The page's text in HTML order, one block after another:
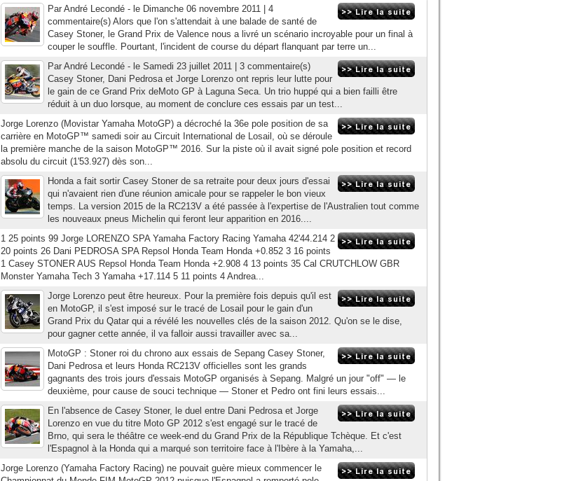
Par André Lecondé - le Dimanche 06 novembre 2011 | 4
commentaire(s) Alors que l'on s'attendait à une balade de santé de
Casey Stoner, le Grand Prix de Valence nous a livré un scénario incroyable pour un final à
couper le souffle. Pourtant, l'incident de course du départ flanquant par terre un...
Par André Lecondé - le Samedi 23 juillet 2011 | 3 commentaire(s)
Casey Stoner, Dani Pedrosa et Jorge Lorenzo ont repris leur lutte pour
le gain de ce Grand Prix deMoto GP à Laguna Seca. Un trio huppé qui a bien failli être
réduit à un duo lorsque, au moment de conclure ces essais par un test...
Jorge Lorenzo (Movistar Yamaha MotoGP) a décroché la 36e pole position de sa
carrière en MotoGP™ samedi soir au Circuit International de Losail, où se déroule
la première manche de la saison MotoGP™ 2016. Sur la piste où il avait signé pole position et record
absolu du circuit (1'53.927) dès son...
Honda a fait sortir Casey Stoner de sa retraite pour deux jours d'essai
qui n'avaient rien d'une réunion amicale pour se rappeler le bon vieux
temps. La version 2015 de la RC213V a été passée à l'expertise de l'Australien tout comme
les nouveaux pneus Michelin qui feront leur apparition en 2016....
1 25 points 99 Jorge LORENZO SPA Yamaha Factory Racing Yamaha 42'44.214 2
20 points 26 Dani PEDROSA SPA Repsol Honda Team Honda +0.852 3 16 points
1 Casey STONER AUS Repsol Honda Team Honda +2.908 4 13 points 35 Cal CRUTCHLOW GBR
Monster Yamaha Tech 3 Yamaha +17.114 5 11 points 4 Andrea...
Jorge Lorenzo peut être heureux. Pour la première fois depuis qu'il est
en MotoGP, il s'est imposé sur le tracé de Losail pour le gain d'un
Grand Prix du Qatar qui a révélé les nouvelles clés de la saison 2012. Qu'on se le dise,
pour gagner cette année, il va falloir aussi travailler avec sa...
MotoGP : Stoner roi du chrono aux essais de Sepang Casey Stoner,
Dani Pedrosa et leurs Honda RC213V officielles sont les grands
gagnants des trois jours d'essais MotoGP organisés à Sepang. Malgré un jour "off" — le
deuxième, pour cause de souci technique — Stoner et Pedro ont fini leurs essais...
En l'absence de Casey Stoner, le duel entre Dani Pedrosa et Jorge
Lorenzo en vue du titre Moto GP 2012 s'est engagé sur le tracé de
Brno, qui sera le théâtre ce week-end du Grand Prix de la République Tchèque. Et c'est
l'Espagnol à la Honda qui a marqué son territoire face à l'Ibère à la Yamaha,...
Jorge Lorenzo (Yamaha Factory Racing) ne pouvait guère mieux commencer le